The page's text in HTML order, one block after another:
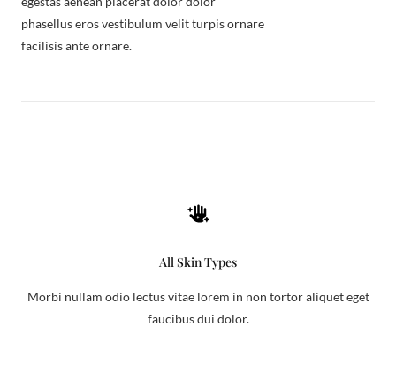
phasellus eros vestibulum velit turpis ornare
facilisis ante ornare.
All Skin Types
Morbi nullam odio lectus vitae lorem in non tortor aliquet eget
faucibus dui dolor.